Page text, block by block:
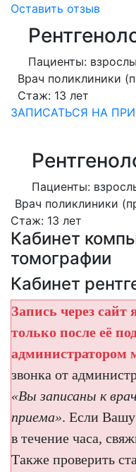
Оставить отзыв
Пациенты:
Врач поликлиники
Стаж: 13 лет
ЗАПИСАТЬСЯ НА
Пациенты:
Врач поликлиники
Стаж: 13 лет
Кабинет
томографии
Кабинет
Запись через сайт
только после её
администратором
звонка от
«Вы записаны к
приема». Если Вашу
в течение часа,
Также проверить